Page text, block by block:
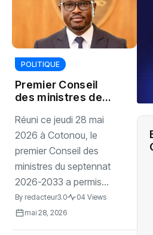
POLITIQUE
‎Premier Conseil
des ministres de
grandes décisions
prises
‎Réuni ce jeudi 28 mai
2026 à Cotonou, le
premier Conseil des
ministres du septennat
2026-2033 a permis...
By redacteur3.0
04 Views
mai 28, 2026